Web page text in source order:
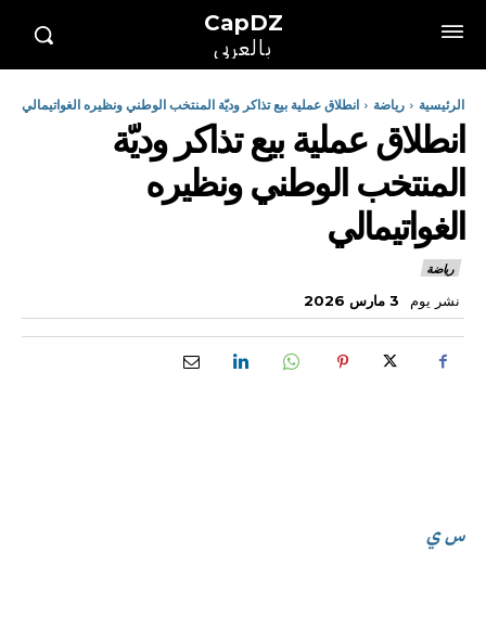
CapDZ
بالعربي
الرئيسية رياضة انطلاق عملية بيع تذاكر وديّة المنتخب الوطني ونظيره الغواتيمالي
انطلاق عملية بيع تذاكر وديّة
المنتخب الوطني ونظيره
الغواتيمالي
رياضة
نشر يوم 3 مارس 2026
س ي